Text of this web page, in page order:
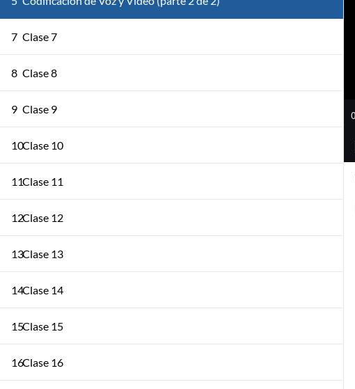
7 Clase 7
8 Clase 8
9 Clase 9
10Clase 10
11Clase 11
12Clase 12
13Clase 13
14Clase 14
15Clase 15
16Clase 16